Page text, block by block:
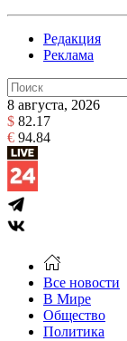
Редакция
Реклама
8 августа, 2026
$ 82.17
€ 94.84
Все новости
В Мире
Общество
Политика